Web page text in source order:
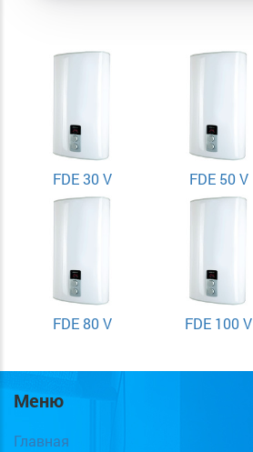
FDE 30 V FDE 50 V
FDE 80 V FDE 100 V
Меню
Главная